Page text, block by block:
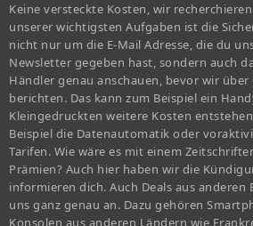
Keine versteckte Kosten, wir
unserer wichtigsten Aufgaben ist die
nicht nur um die E-Mail Adresse, die du
Newsletter gegeben hast, sondern auch
Händler genau anschauen, bevor wir über
berichten. Das kann zum Beispiel ein
Kleingedruckten weitere Kosten
Beispiel die Datenautomatik oder
Tarifen. Wie wäre es mit einem
Prämien? Auch hier haben wir die
informieren dich. Auch Deals aus anderen
uns ganz genau an. Dazu gehören
Konsolen aus anderen Ländern wie